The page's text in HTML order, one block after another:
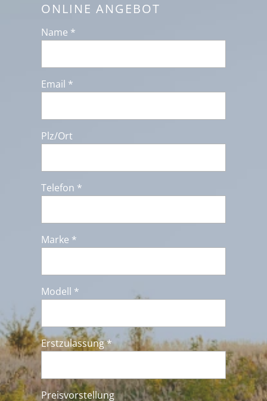
ONLINE ANGEBOT
Name *
Email *
Plz/Ort
Telefon *
Marke *
Modell *
Erstzulassung *
Preisvorstellung